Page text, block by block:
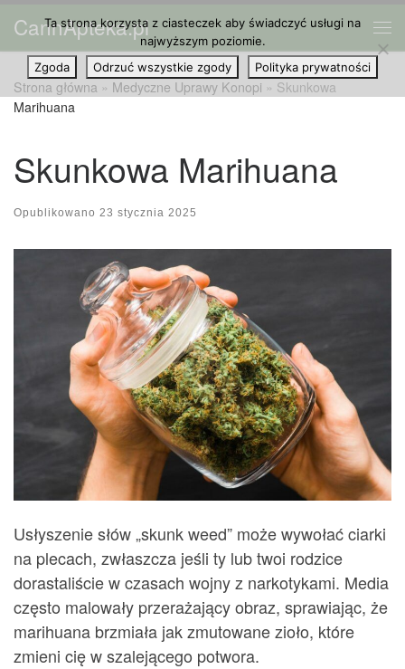
Przejdź do treści
CannApteka.pl
Strona główna » Medyczne Uprawy Konopi » Skunkowa
Marihuana
Skunkowa Marihuana
Opublikowano 23 stycznia 2025
Usłyszenie słów „skunk weed” może wywołać ciarki
na plecach, zwłaszcza jeśli ty lub twoi rodzice
dorastaliście w czasach wojny z narkotykami. Media
często malowały przerażający obraz, sprawiając, że
marihuana brzmiała jak zmutowane zioło, które
zmieni cię w szalejącego potwora.
Ta strona korzysta z ciasteczek aby świadczyć usługi na
najwyższym poziomie.
Zgoda
Odrzuć wszystkie zgody Polityka prywatności